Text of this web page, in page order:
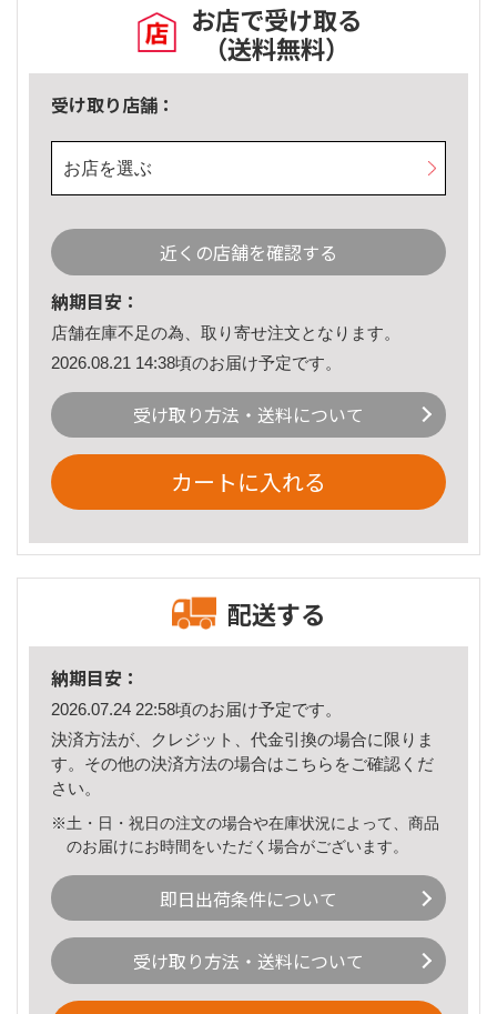
お店で受け取る
（送料無料）
受け取り店舗：
お店を選ぶ
近くの店舗を確認する
納期目安：
店舗在庫不足の為、取り寄せ注文となります。
2026.08.21 14:38頃のお届け予定です。
受け取り方法・送料について
カートに入れる
配送する
納期目安：
2026.07.24 22:58頃のお届け予定です。
決済方法が、クレジット、代金引換の場合に限りま
す。その他の決済方法の場合はこちら をご確認くだ
さい。
※土・日・祝日の注文の場合や在庫状況によって、商品
のお届けにお時間をいただく場合がございます。
即日出荷条件について
受け取り方法・送料について